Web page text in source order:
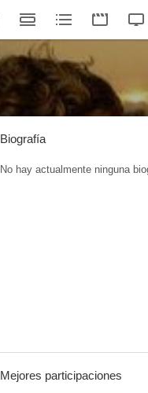
Biografía
No hay actualmente ninguna
Mejores participaciones